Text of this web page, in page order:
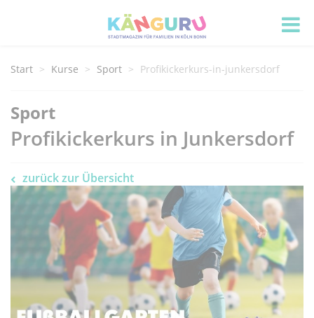
Start Kurse Sport Profikickerkurs-in-junkersdorf
Sport
Profikickerkurs in Junkersdorf
zurück zur Übersicht